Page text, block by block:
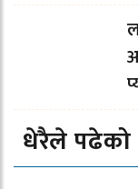
धेरैले पढेको